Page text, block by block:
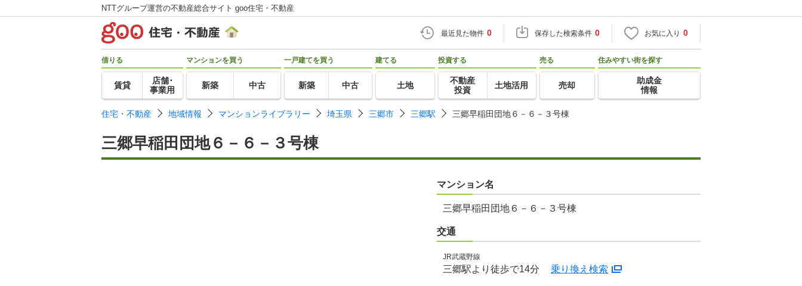
NTTグループ運営の不動産総合サイト goo住宅・不動産
最近見た物件 0 保存した検索条件 0 お気に入り 0
借りる
賃貸
店舗･
事業用
マンションを買う
新築 中古
一戸建てを買う
新築 中古
建てる
土地
投資する
不動産
投資
土地活用
売る
売却
住みやすい街を探す
助成金
情報
住宅・不動産 地域情報 マンションライブラリー 埼玉県 三郷市 三郷駅 三郷早稲田団地６－６－３号棟
三郷早稲田団地６－６－３号棟
マンション名
三郷早稲田団地６－６－３号棟
交通
JR武蔵野線
三郷駅より徒歩で14分 乗り換え検索